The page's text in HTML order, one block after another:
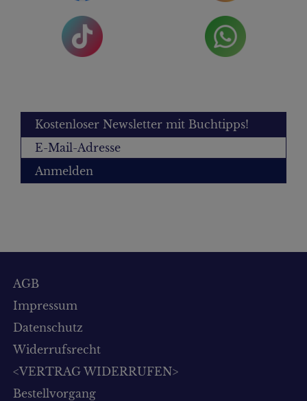
Kostenloser Newsletter mit Buchtipps!
Anmelden
AGB
Impressum
Datenschutz
Widerrufsrecht
<VERTRAG WIDERRUFEN>
Bestellvorgang